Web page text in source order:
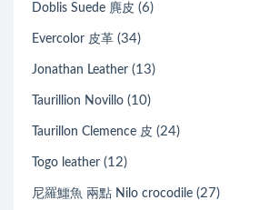
Doblis Suede 麂皮 (6)
Evercolor 皮革 (34)
Jonathan Leather (13)
Taurillion Novillo (10)
Taurillon Clemence 皮 (24)
Togo leather (12)
尼羅鱷魚 兩點 Nilo crocodile (27)